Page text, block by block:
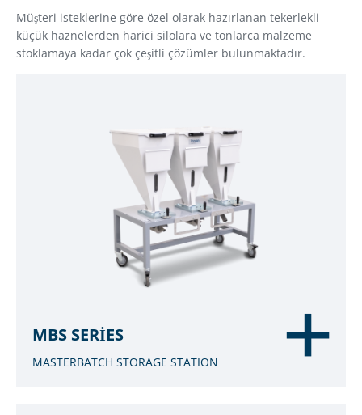
Müşteri isteklerine göre özel olarak hazırlanan tekerlekli
küçük haznelerden harici silolara ve tonlarca malzeme
stoklamaya kadar çok çeşitli çözümler bulunmaktadır.
MBS SERIES
MASTERBATCH STORAGE STATION